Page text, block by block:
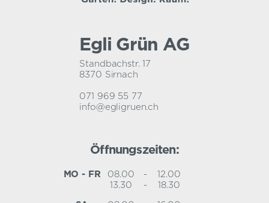
Egli Grün AG
Standbachstr. 17
8370 Sirnach
071 969 55 77
info@egligruen.ch
Öffnungszeiten:
MO - FR 08.00 -
12.00
13.30
- 18.30